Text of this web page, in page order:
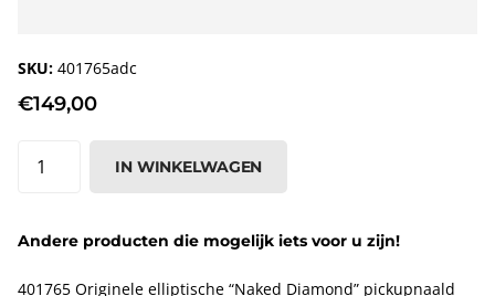
SKU: 401765adc
€149,00
IN WINKELWAGEN
Andere producten die mogelijk iets voor u zijn!
401765 Originele elliptische “Naked Diamond” pickupnaald